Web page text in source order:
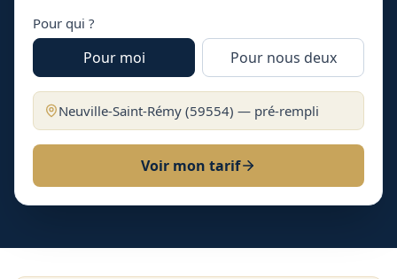
Pour qui ?
Pour moi Pour nous deux
Neuville-Saint-Rémy (59554) — pré-rempli
Voir mon tarif